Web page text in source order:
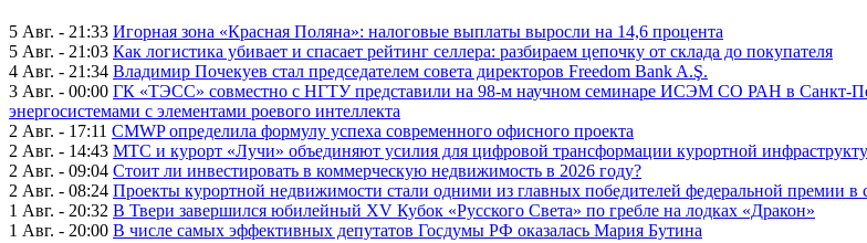
5 Авг. - 21:33 Игорная зона «Красная Поляна»: налоговые выплаты выросли на 14,6 процента
5 Авг. - 21:03 Как логистика убивает и спасает рейтинг селлера: разбираем цепочку от склада до покупателя
4 Авг. - 21:34 Владимир Почекуев стал председателем совета директоров Freedom Bank A.Ş.
3 Авг. - 00:00 ГК «ТЭСС» совместно с НГТУ представили на 98-м научном семинаре ИСЭМ СО РАН в Санкт-
энергосистемами с элементами роевого интеллекта
2 Авг. - 17:11 CMWP определила формулу успеха современного офисного проекта
2 Авг. - 14:43 МТС и курорт «Лучи» объединяют усилия для цифровой трансформации курортной
2 Авг. - 09:04 Стоит ли инвестировать в коммерческую недвижимость в 2026 году?
2 Авг. - 08:24 Проекты курортной недвижимости стали одними из главных победителей федеральной премии в
1 Авг. - 20:32 В Твери завершился юбилейный XV Кубок «Русского Света» по гребле на лодках «Дракон»
1 Авг. - 20:00 В числе самых эффективных депутатов Госдумы РФ оказалась Мария Бутина